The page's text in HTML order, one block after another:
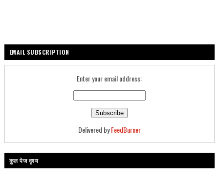
EMAIL SUBSCRIPTION
Enter your email address:
Delivered byFeedBurner
कुल पेज दृश्य